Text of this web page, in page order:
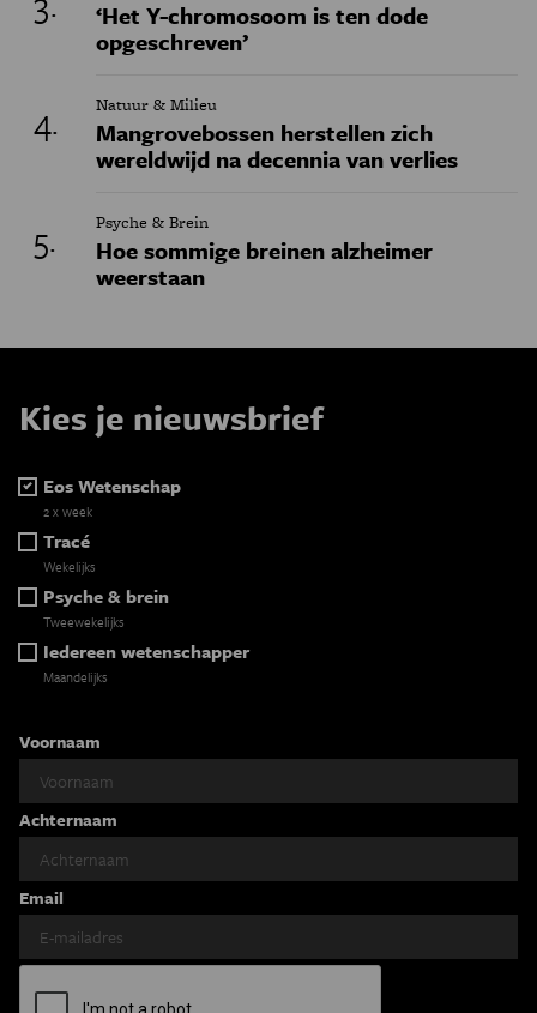
‘Het Y-chromosoom is ten dode
opgeschreven’
Natuur & Milieu
Mangrovebossen herstellen zich
wereldwijd na decennia van verlies
Psyche & Brein
Hoe sommige breinen alzheimer
weerstaan
Kies je nieuwsbrief
Eos Wetenschap
2 x week
Tracé
Wekelijks
Psyche & brein
Tweewekelijks
Iedereen wetenschapper
Maandelijks
Voornaam
Achternaam
Email